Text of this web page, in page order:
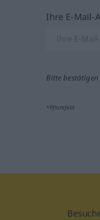
Ihre E-Mail-
Bitte bestätigen
*Pflichtfeld